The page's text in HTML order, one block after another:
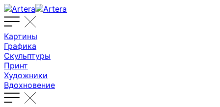
Картины
Графика
Скульптуры
Принт
Художники
Вдохновение